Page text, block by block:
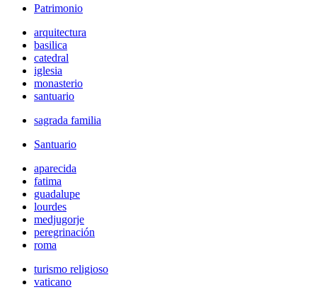
Patrimonio
arquitectura
basilica
catedral
iglesia
monasterio
santuario
sagrada familia
Santuario
aparecida
fatima
guadalupe
lourdes
medjugorje
peregrinación
roma
turismo religioso
vaticano